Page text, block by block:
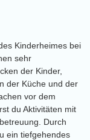
Kinderheimes bei
sehr
der Kinder,
der Küche und der
vor dem
du Aktivitäten mit
Durch
ein tiefgehendes